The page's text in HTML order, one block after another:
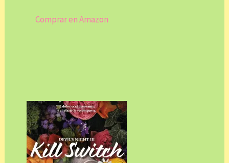
Comprar en Amazon